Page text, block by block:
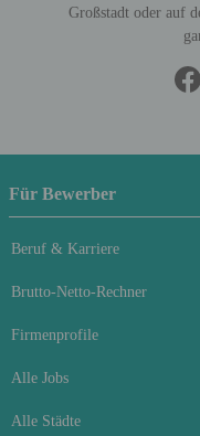
Großstadt oder auf
Für Bewerber
Beruf & Karriere
Brutto-Netto-Rechner
Firmenprofile
Alle Jobs
Alle Städte